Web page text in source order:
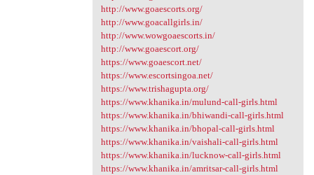
http://www.goaescorts.org/
http://www.goacallgirls.in/
http://www.wowgoaescorts.in/
http://www.goaescort.org/
https://www.goaescort.net/
https://www.escortsingoa.net/
https://www.trishagupta.org/
https://www.khanika.in/mulund-call-girls.html
https://www.khanika.in/bhiwandi-call-girls.html
https://www.khanika.in/bhopal-call-girls.html
https://www.khanika.in/vaishali-call-girls.html
https://www.khanika.in/lucknow-call-girls.html
https://www.khanika.in/amritsar-call-girls.html